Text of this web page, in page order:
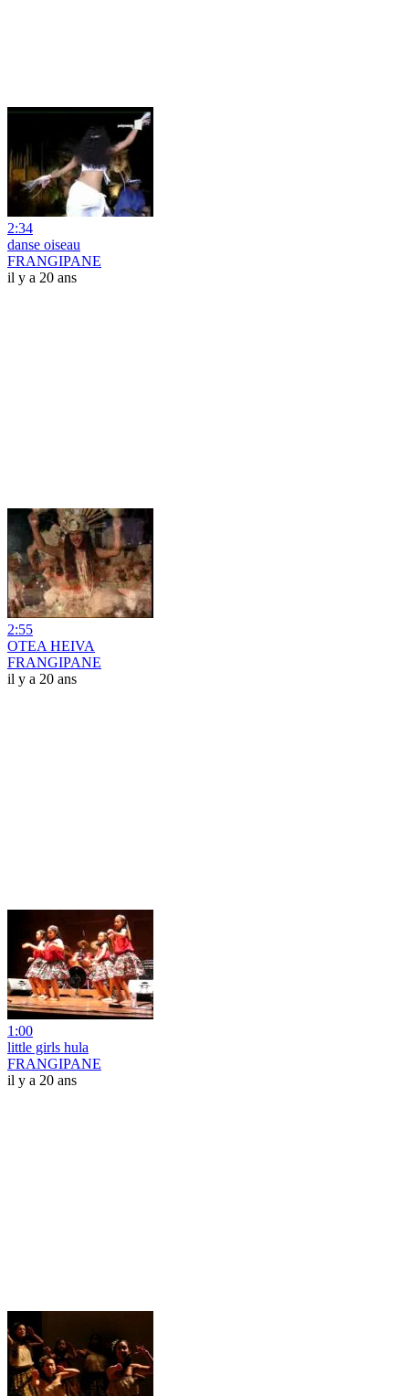
2:34
danse oiseau
FRANGIPANE
il y a 20 ans
2:55
OTEA HEIVA
FRANGIPANE
il y a 20 ans
1:00
little girls hula
FRANGIPANE
il y a 20 ans